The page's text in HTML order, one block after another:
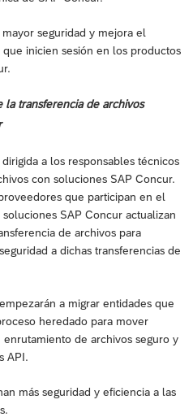
seguridad y mejora el
inicien sesión en los productos
la transferencia de archivos
a los responsables técnicos
con soluciones SAP Concur.
que participan en el
SAP Concur actualizan
de archivos para
a dichas transferencias de
a migrar entidades que
heredado para mover
de archivos seguro y
API.
más seguridad y eficiencia a las